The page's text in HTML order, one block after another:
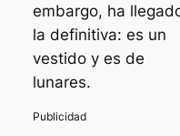
embargo, ha
la definitiva: es un
vestido y es de
lunares.